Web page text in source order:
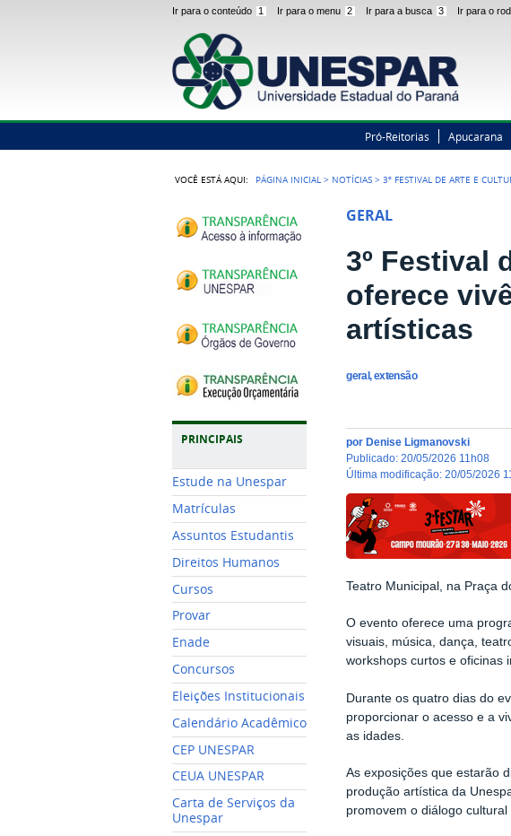
Ir para o conteúdo 1 Ir para o menu 2 Ir para a busca 3 Ir para o
Pró-Reitorias Apucarana
VOCÊ ESTÁ AQUI: PÁGINA INICIAL > NOTÍCIAS >3º FESTIVAL DE ARTE E
PRINCIPAIS
Estude na Unespar
Matrículas
Assuntos Estudantis
Direitos Humanos
Cursos
Provar
Enade
Concursos
Eleições Institucionais
Calendário Acadêmico
CEP UNESPAR
CEUA UNESPAR
Carta de Serviços da
Unespar
GERAL
3º Festival
oferece
artísticas
geral, extensão
por Denise Ligmanovski
publicado:20/05/2026 11h08
última modificação:20/05/2026
Teatro Municipal, na Praça
O evento oferece uma
visuais, música, dança,
workshops curtos e oficinas
Durante os quatro dias do
proporcionar o acesso e a
as idades.
As exposições que estarão
produção artística da
promovem o diálogo